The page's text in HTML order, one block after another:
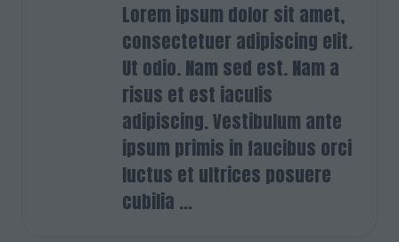
Lorem ipsum dolor sit amet,
consectetuer adipiscing elit.
Ut odio. Nam sed est. Nam a
risus et est iaculis
adipiscing. Vestibulum ante
ipsum primis in faucibus orci
luctus et ultrices posuere
cubilia ...